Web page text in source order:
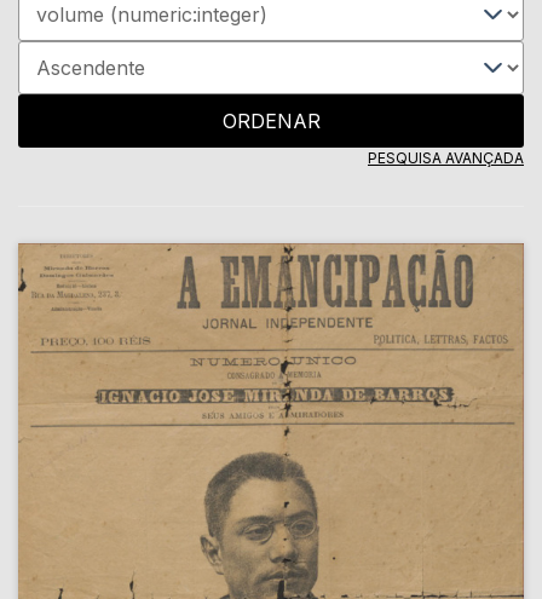
ORDENAR
PESQUISA AVANÇADA